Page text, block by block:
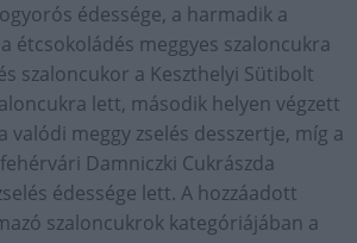
édessége, a harmadik a
étcsokoládés meggyes szaloncukra
szaloncukor a Keszthelyi Sütibolt
lett, második helyen végzett
valódi meggy zselés desszertje, míg a
Damniczki Cukrászda
édessége lett. A hozzáadott
szaloncukrok kategóriájában a